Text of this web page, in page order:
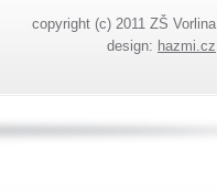
copyright (c) 2011 ZŠ Vorlina
design: hazmi.cz